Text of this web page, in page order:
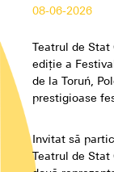
08-06-2026
Teatrul de
ediție a
de la Toruń,
prestigioase
Invitat să
Teatrul de